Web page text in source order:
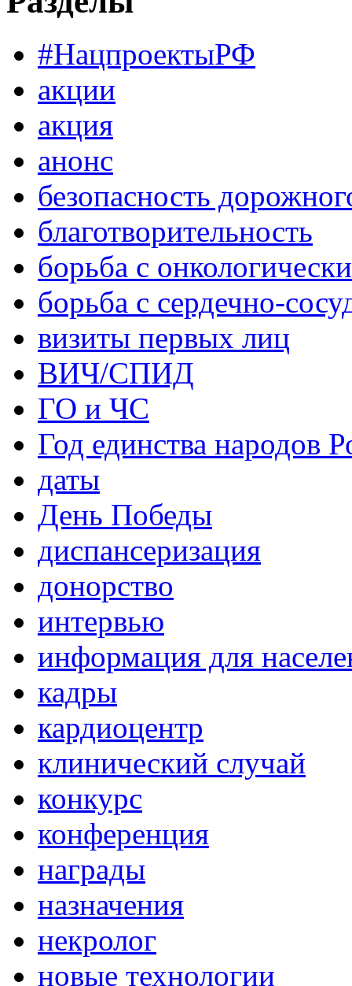
#НацпроектыРФ
акции
акция
анонс
безопасность
благотворительность
борьба с
борьба с сердечно-
визиты первых лиц
ВИЧ/СПИД
ГО и ЧС
Год единства народов
даты
День Победы
диспансеризация
донорство
интервью
информация для
кадры
кардиоцентр
клинический случай
конкурс
конференция
награды
назначения
некролог
новые технологии